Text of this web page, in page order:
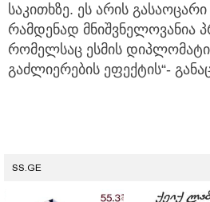
საკითხზე. ეს არის
რამდენად მნიშვნელოვანია
რომელსაც ესმის
გაძლიერების ეფექტის“-
SS.GE